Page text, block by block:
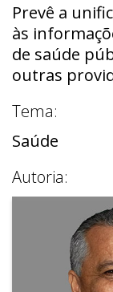
Prevê a
às
de saúde
outras
Tema:
Saúde
Autoria: